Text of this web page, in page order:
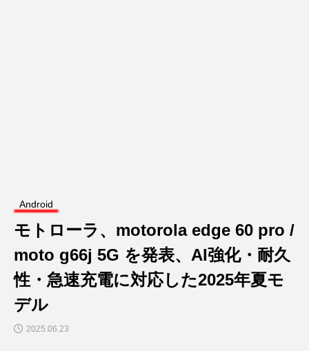
Android
モトローラ、motorola edge 60 pro /
moto g66j 5G を発表、AI強化・耐久
性・急速充電に対応した2025年夏モ
デル
2025.06.23